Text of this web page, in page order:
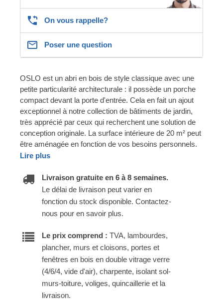
On vous rappelle?
Poser une question
OSLO est un abri en bois de style classique avec une
petite particularité architecturale : il possède un porche
compact devant la porte d'entrée. Cela en fait un ajout
exceptionnel à notre collection de bâtiments de jardin,
très apprécié par ceux qui recherchent une solution de
conception originale. La surface intérieure de 20 m² peut
être aménagée en fonction de vos besoins personnels.
Lire plus
Livraison gratuite en 6 à 8 semaines.
Le délai de livraison peut varier en
fonction du stock disponible. Contactez-
nous pour en savoir plus.
Le prix comprend : TVA, lambourdes,
plancher, murs et cloisons, portes et
fenêtres en bois en double vitrage verre
(4/6/4, vide d'air), charpente, isolant sol-
murs-toiture, voliges, quincaillerie et la
livraison.